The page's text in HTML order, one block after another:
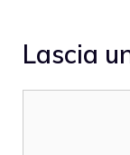
Lascia